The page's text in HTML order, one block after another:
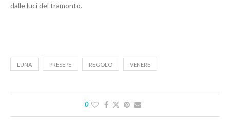
dalle luci del tramonto.
LUNA PRESEPE REGOLO VENERE
0